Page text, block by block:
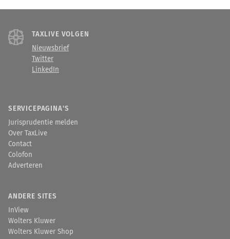
TAXLIVE VOLGEN
Nieuwsbrief
Twitter
LinkedIn
SERVICEPAGINA'S
Jurisprudentie melden
Over TaxLive
Contact
Colofon
Adverteren
ANDERE SITES
InView
Wolters Kluwer
Wolters Kluwer Shop